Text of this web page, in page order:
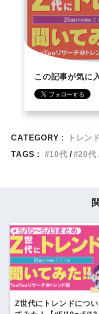
この記事が気に
CATEGORY :
トレン
TAGS :
10代 20代
Z世代にトレンドにつ